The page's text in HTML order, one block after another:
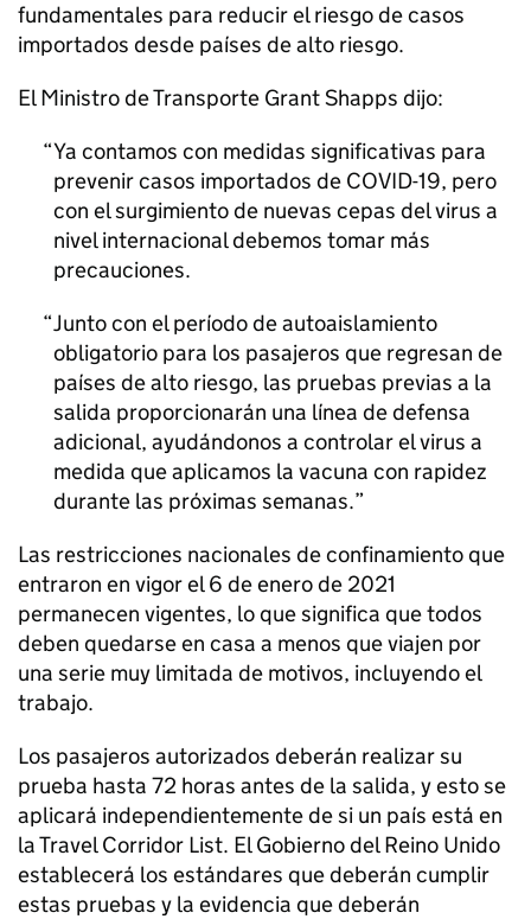
fundamentales para reducir el riesgo de casos
importados desde países de alto riesgo.
El Ministro de Transporte Grant Shapps dijo:
Ya contamos con medidas significativas para
prevenir casos importados de COVID-19, pero
con el surgimiento de nuevas cepas del virus a
nivel internacional debemos tomar más
precauciones.
Junto con el período de autoaislamiento
obligatorio para los pasajeros que regresan de
países de alto riesgo, las pruebas previas a la
salida proporcionarán una línea de defensa
adicional, ayudándonos a controlar el virus a
medida que aplicamos la vacuna con rapidez
durante las próximas semanas.
Las restricciones nacionales de confinamiento que
entraron en vigor el 6 de enero de 2021
permanecen vigentes, lo que significa que todos
deben quedarse en casa a menos que viajen por
una serie muy limitada de motivos, incluyendo el
trabajo.
Los pasajeros autorizados deberán realizar su
prueba hasta 72 horas antes de la salida, y esto se
aplicará independientemente de si un país está en
la Travel Corridor List. El Gobierno del Reino Unido
establecerá los estándares que deberán cumplir
estas pruebas y la evidencia que deberán